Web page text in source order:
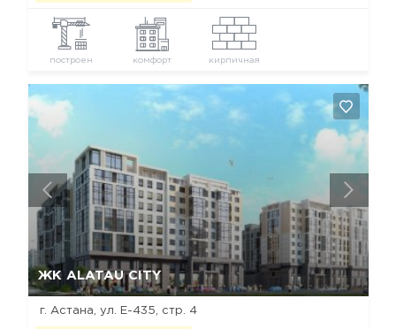
построен комфорт кирпичная
ЖК ALATAU CITY
г. Астана, ул. ​Е-435, стр. 4
Да, удалить Отмена